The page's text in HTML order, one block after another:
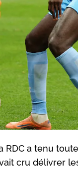
a tenu
cru délivrer